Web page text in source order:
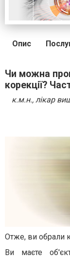
Опис
Чи можна
корекції?
к.м.н., лікар
Отже, ви обрали
Ви маєте